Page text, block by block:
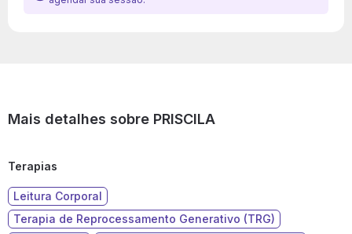
Mais detalhes sobre PRISCILA
Terapias
Leitura Corporal
Terapia de Reprocessamento Generativo (TRG)